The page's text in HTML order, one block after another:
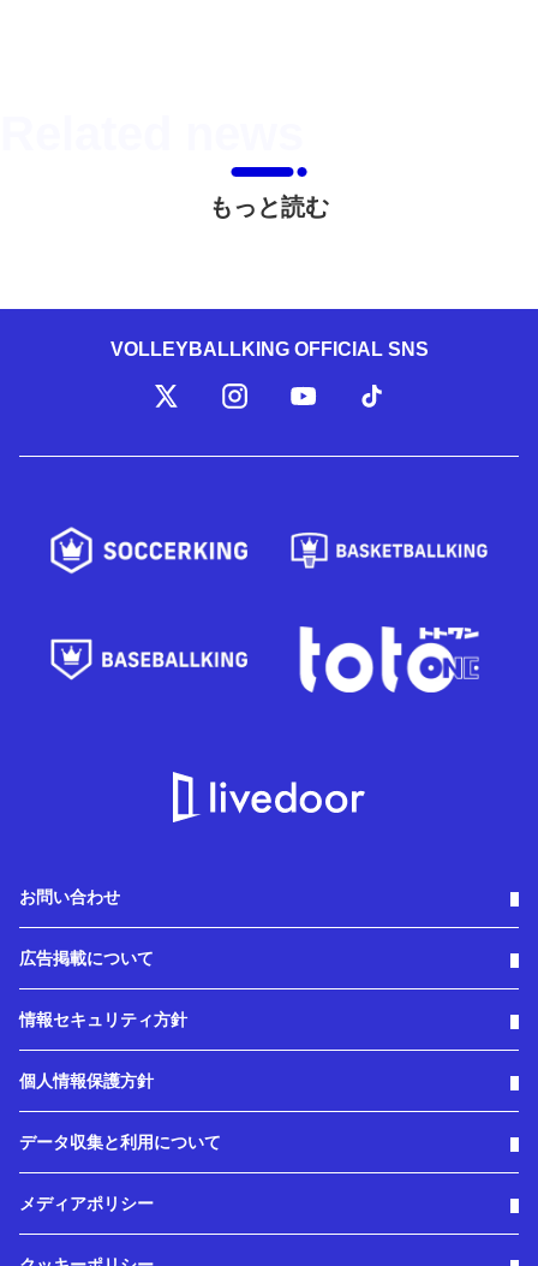
もっと読む
VOLLEYBALLKING OFFICIAL SNS
お問い合わせ
広告掲載について
情報セキュリティ方針
個人情報保護方針
データ収集と利用について
メディアポリシー